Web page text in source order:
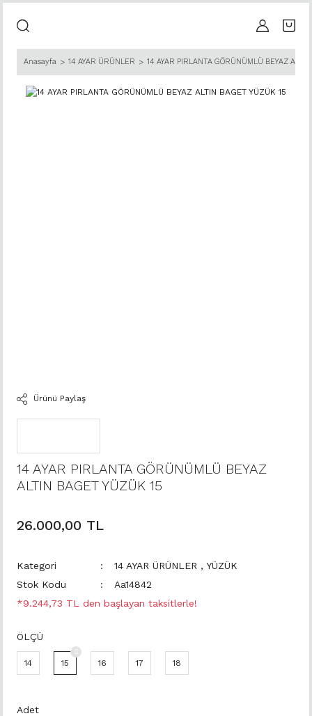
Anasayfa 14 AYAR ÜRÜNLER 14 AYAR PIRLANTA GÖRÜNÜMLÜ BEYAZ
Ürünü Paylaş
14 AYAR PIRLANTA GÖRÜNÜMLÜ BEYAZ
ALTIN BAGET YÜZÜK 15
26.000,00 TL
Kategori 14 AYAR ÜRÜNLER , YÜZÜK
Stok Kodu
Aa14842
*9.244,73 TL den başlayan taksitlerle!
ÖLÇÜ
14 15 16 17 18
Adet